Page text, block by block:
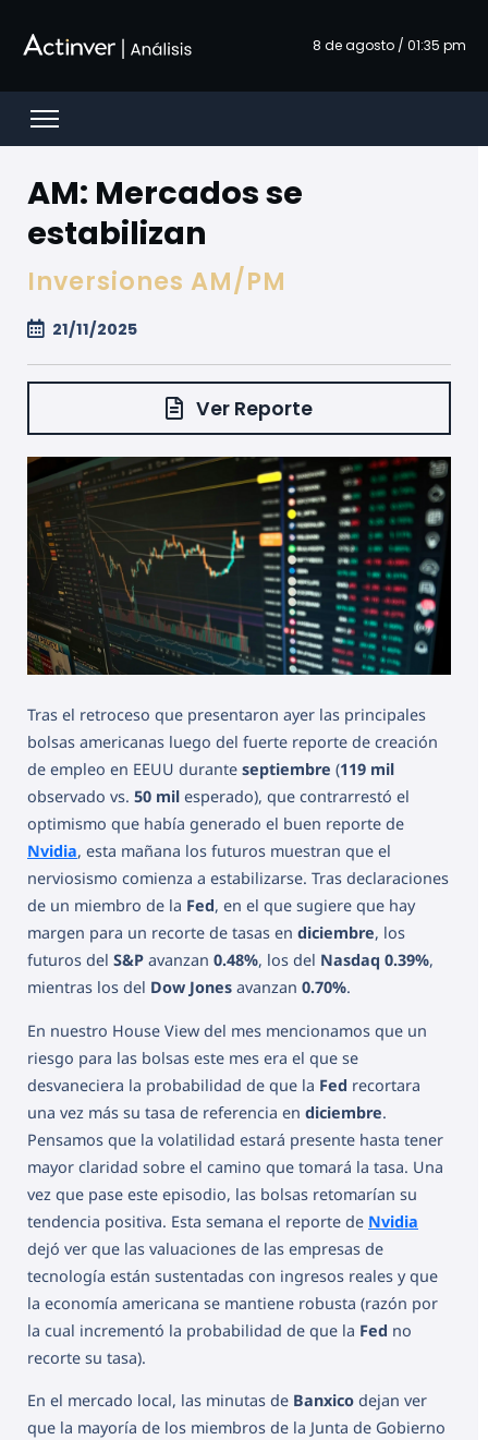
8 de agosto / 01:35 pm
Open menu
AM: Mercados se
estabilizan
Inversiones AM/PM
21/11/2025
Ver Reporte
Tras el retroceso que presentaron ayer las principales
bolsas americanas luego del fuerte reporte de creación
de empleo en EEUU durante septiembre (119 mil
observado vs. 50 mil esperado), que contrarrestó el
optimismo que había generado el buen reporte de
Nvidia, esta mañana los futuros muestran que el
nerviosismo comienza a estabilizarse. Tras declaraciones
de un miembro de la Fed, en el que sugiere que hay
margen para un recorte de tasas en diciembre, los
futuros del S&P avanzan 0.48%, los del Nasdaq 0.39%,
mientras los del Dow Jones avanzan 0.70%.
En nuestro House View del mes mencionamos que un
riesgo para las bolsas este mes era el que se
desvaneciera la probabilidad de que la Fed recortara
una vez más su tasa de referencia en diciembre.
Pensamos que la volatilidad estará presente hasta tener
mayor claridad sobre el camino que tomará la tasa. Una
vez que pase este episodio, las bolsas retomarían su
tendencia positiva. Esta semana el reporte de Nvidia
dejó ver que las valuaciones de las empresas de
tecnología están sustentadas con ingresos reales y que
la economía americana se mantiene robusta (razón por
la cual incrementó la probabilidad de que la Fed no
recorte su tasa).
En el mercado local, las minutas de Banxico dejan ver
que la mayoría de los miembros de la Junta de Gobierno